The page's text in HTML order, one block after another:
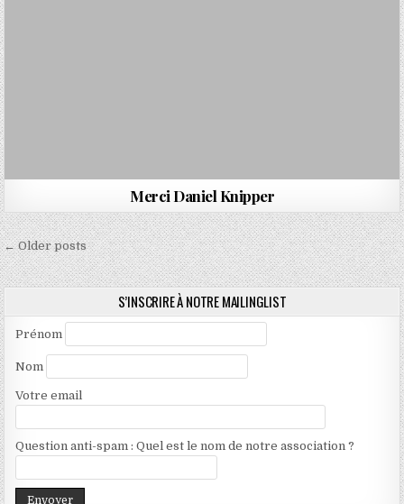
Merci Daniel Knipper
Navigation
des
articles
← Older posts
S’INSCRIRE À NOTRE MAILINGLIST
Prénom
Nom
Votre email
Question anti-spam : Quel est le nom de notre association ?